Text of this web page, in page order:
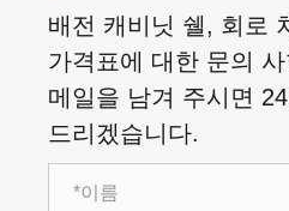
배전 캐비닛 쉘, 회로
가격표에 대한 문의 사
메일을 남겨 주시면
드리겠습니다.